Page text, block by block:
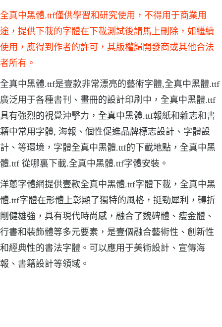
全真中黑體.ttf僅供學習和研究使用，不得用于商業用
途，提供下載的字體在下載測試後請馬上刪除，如繼續
使用，應得到作者的許可，其版權歸開發商或其他合法
者所有。
全真中黑體.ttf是壹款非常漂亮的藝術字體,全真中黑體.ttf
廣泛用于各種書刊、畫冊的設計印刷中，全真中黑體.ttf
具有強烈的視覺沖擊力，全真中黑體.ttf報紙和雜志和書
籍中常用字體, 海報、個性促進品牌標志設計、字體設
計、等環境，字體全真中黑體.ttf的下載地點，全真中黑
體.ttf 從哪裏下載.全真中黑體.ttf字體安裝。
洋蔥字體網提供壹款全真中黑體.ttf字體下載，全真中黑
體.ttf字體在形體上彰顯了獨特的風格，挺勁犀利，轉折
剛健雄強，具有現代時尚感，融合了魏碑體、瘦金體、
行書和裝飾體等多元要素，是壹個融合藝術性、創新性
和經典性的書法字體。可以應用于美術設計、宣傳海
報、書籍設計等領域。